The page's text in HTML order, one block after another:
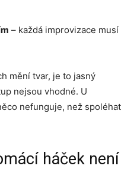
– každá improvizace musí
mění tvar, je to jasný
nejsou vhodné. U
nefunguje, než spoléhat
háček není